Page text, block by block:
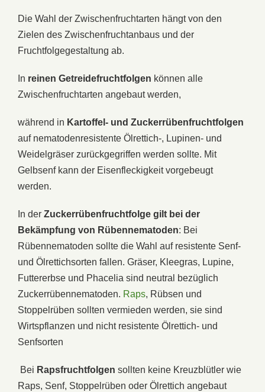
Die Wahl der Zwischenfruchtarten hängt von den
Zielen des Zwischenfruchtanbaus und der
Fruchtfolgegestaltung ab.
In reinen Getreidefruchtfolgen können alle
Zwischenfruchtarten angebaut werden,
während in Kartoffel- und Zuckerrübenfruchtfolgen
auf nematodenresistente Ölrettich-, Lupinen- und
Weidelgräser zurückgegriffen werden sollte. Mit
Gelbsenf kann der Eisenfleckigkeit vorgebeugt
werden.
In der Zuckerrübenfruchtfolge gilt bei der
Bekämpfung von Rübennematoden: Bei
Rübennematoden sollte die Wahl auf resistente Senf-
und Ölrettichsorten fallen. Gräser, Kleegras, Lupine,
Futtererbse und Phacelia sind neutral bezüglich
Zuckerrübennematoden. Raps, Rübsen und
Stoppelrüben sollten vermieden werden, sie sind
Wirtspflanzen und nicht resistente Ölrettich- und
Senfsorten
Bei Rapsfruchtfolgen sollten keine Kreuzblütler wie
Raps, Senf, Stoppelrüben oder Ölrettich angebaut